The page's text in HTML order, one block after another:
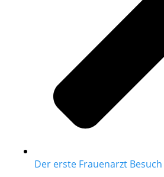
Der erste Frauenarzt Besuch